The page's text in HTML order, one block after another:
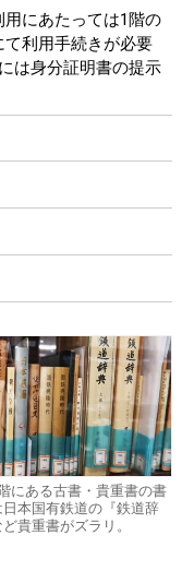
にあたっては1階の
利用手続きが必要
は身分証明書の提示
にある古書・貴重書の書
日本国有鉄道の『鉄道辞
貴重書がズラリ。